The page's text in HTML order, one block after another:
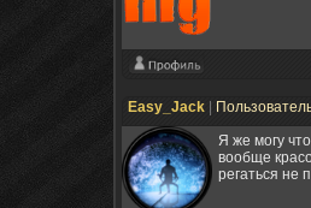
Easy_Jack
Я же могу
вообще
регаться не